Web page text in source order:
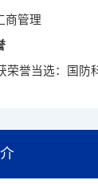
商管理
荣誉当选：国防